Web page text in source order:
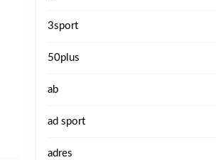
3sport
50plus
ab
ad sport
adres